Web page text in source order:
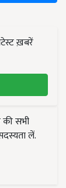
ख़बरें
सभी
लें.